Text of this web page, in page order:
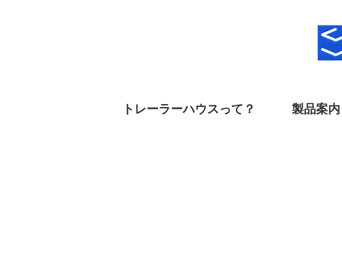
トレーラーハウスって？ 製品案内